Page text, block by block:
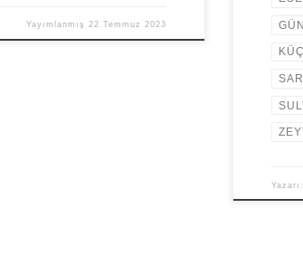
Yayımlanmış22 Temmuz 2023
Yazarı: